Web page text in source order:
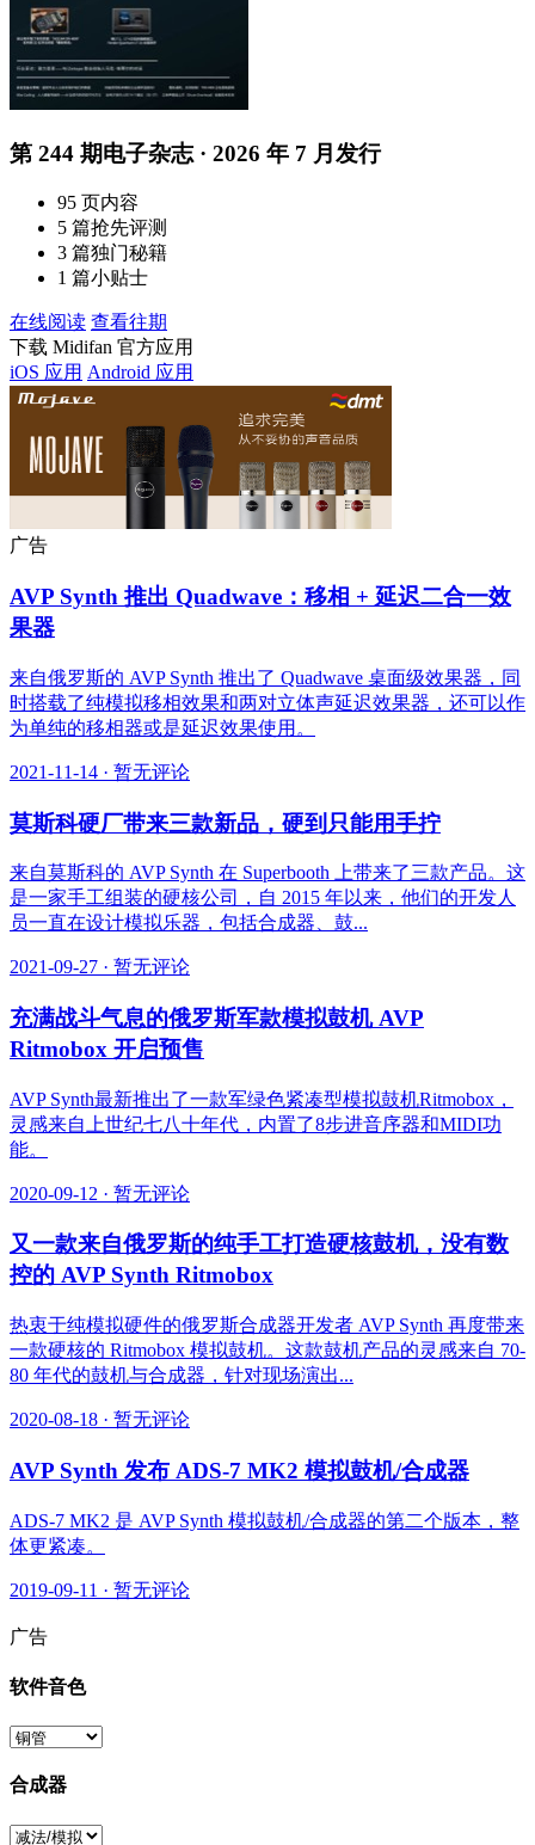
第 244 期电子杂志 · 2026 年 7 月发行
95 页内容
5 篇抢先评测
3 篇独门秘籍
1 篇小贴士
在线阅读 查看往期
下载 Midifan 官方应用
iOS 应用 Android 应用
广告
AVP Synth 推出 Quadwave：移相 + 延迟二合一效
果器
来自俄罗斯的 AVP Synth 推出了 Quadwave 桌面级效果器，同
时搭载了纯模拟移相效果和两对立体声延迟效果器，还可以作
为单纯的移相器或是延迟效果使用。
2021-11-14 · 暂无评论
莫斯科硬厂带来三款新品，硬到只能用手拧
来自莫斯科的 AVP Synth 在 Superbooth 上带来了三款产品。这
是一家手工组装的硬核公司，自 2015 年以来，他们的开发人
员一直在设计模拟乐器，包括合成器、鼓...
2021-09-27 · 暂无评论
充满战斗气息的俄罗斯军款模拟鼓机 AVP
Ritmobox 开启预售
AVP Synth最新推出了一款军绿色紧凑型模拟鼓机Ritmobox，
灵感来自上世纪七八十年代，内置了8步进音序器和MIDI功
能。
2020-09-12 · 暂无评论
又一款来自俄罗斯的纯手工打造硬核鼓机，没有数
控的 AVP Synth Ritmobox
热衷于纯模拟硬件的俄罗斯合成器开发者 AVP Synth 再度带来
一款硬核的 Ritmobox 模拟鼓机。这款鼓机产品的灵感来自 70-
80 年代的鼓机与合成器，针对现场演出...
2020-08-18 · 暂无评论
AVP Synth 发布 ADS-7 MK2 模拟鼓机/合成器
ADS-7 MK2 是 AVP Synth 模拟鼓机/合成器的第二个版本，整
体更紧凑。
2019-09-11 · 暂无评论
广告
软件音色
合成器